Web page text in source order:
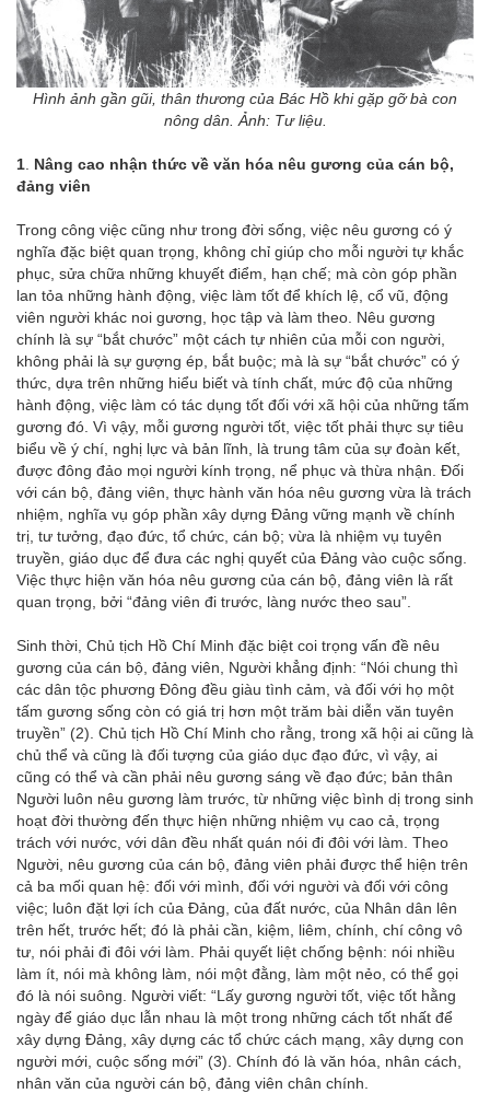
Hình ảnh gần gũi, thân thương của Bác Hồ khi gặp gỡ bà con
nông dân. Ảnh: Tư liệu.
1 Nâng cao nhận thức về văn hóa nêu gương của cán bộ,
đảng viên
Trong công việc cũng như trong đời sống, việc nêu gương có ý
nghĩa đặc biệt quan trọng, không chỉ giúp cho mỗi người tự khắc
phục, sửa chữa những khuyết điểm, hạn chế; mà còn góp phần
lan tỏa những hành động, việc làm tốt để khích lệ, cổ vũ, động
viên người khác noi gương, học tập và làm theo. Nêu gương
chính là sự “bắt chước” một cách tự nhiên của mỗi con người,
không phải là sự gượng ép, bắt buộc; mà là sự “bắt chước” có ý
thức, dựa trên những hiểu biết và tính chất, mức độ của những
hành động, việc làm có tác dụng tốt đối với xã hội của những tấm
gương đó. Vì vậy, mỗi gương người tốt, việc tốt phải thực sự tiêu
biểu về ý chí, nghị lực và bản lĩnh, là trung tâm của sự đoàn kết,
được đông đảo mọi người kính trọng, nể phục và thừa nhận. Đối
với cán bộ, đảng viên, thực hành văn hóa nêu gương vừa là trách
nhiệm, nghĩa vụ góp phần xây dựng Đảng vững mạnh về chính
trị, tư tưởng, đạo đức, tổ chức, cán bộ; vừa là nhiệm vụ tuyên
truyền, giáo dục để đưa các nghị quyết của Đảng vào cuộc sống.
Việc thực hiện văn hóa nêu gương của cán bộ, đảng viên là rất
quan trọng, bởi “đảng viên đi trước, làng nước theo sau”.
Sinh thời, Chủ tịch Hồ Chí Minh đặc biệt coi trọng vấn đề nêu
gương của cán bộ, đảng viên, Người khẳng định: “Nói chung thì
các dân tộc phương Đông đều giàu tình cảm, và đối với họ một
tấm gương sống còn có giá trị hơn một trăm bài diễn văn tuyên
truyền” (2). Chủ tịch Hồ Chí Minh cho rằng, trong xã hội ai cũng là
chủ thể và cũng là đối tượng của giáo dục đạo đức, vì vậy, ai
cũng có thể và cần phải nêu gương sáng về đạo đức; bản thân
Người luôn nêu gương làm trước, từ những việc bình dị trong sinh
hoạt đời thường đến thực hiện những nhiệm vụ cao cả, trọng
trách với nước, với dân đều nhất quán nói đi đôi với làm. Theo
Người, nêu gương của cán bộ, đảng viên phải được thể hiện trên
cả ba mối quan hệ: đối với mình, đối với người và đối với công
việc; luôn đặt lợi ích của Đảng, của đất nước, của Nhân dân lên
trên hết, trước hết; đó là phải cần, kiệm, liêm, chính, chí công vô
tư, nói phải đi đôi với làm. Phải quyết liệt chống bệnh: nói nhiều
làm ít, nói mà không làm, nói một đằng, làm một nẻo, có thể gọi
đó là nói suông. Người viết: “Lấy gương người tốt, việc tốt hằng
ngày để giáo dục lẫn nhau là một trong những cách tốt nhất để
xây dựng Đảng, xây dựng các tổ chức cách mạng, xây dựng con
người mới, cuộc sống mới” (3). Chính đó là văn hóa, nhân cách,
nhân văn của người cán bộ, đảng viên chân chính.